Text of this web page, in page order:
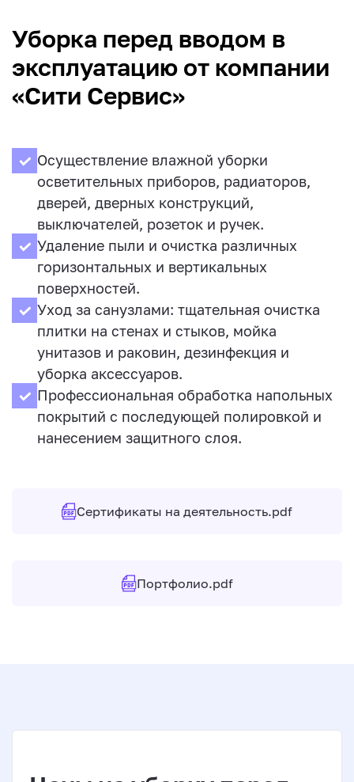
Уборка перед вводом в
эксплуатацию от компании
«Сити Сервис»
Осуществление влажной уборки
осветительных приборов, радиаторов,
дверей, дверных конструкций,
выключателей, розеток и ручек.
Удаление пыли и очистка различных
горизонтальных и вертикальных
поверхностей.
Уход за санузлами: тщательная очистка
плитки на стенах и стыков, мойка
унитазов и раковин, дезинфекция и
уборка аксессуаров.
Профессиональная обработка напольных
покрытий с последующей полировкой и
нанесением защитного слоя.
Сертификаты на деятельность.pdf
Портфолио.pdf